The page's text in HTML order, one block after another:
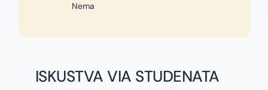
Nema
ISKUSTVA VIA STUDENATA